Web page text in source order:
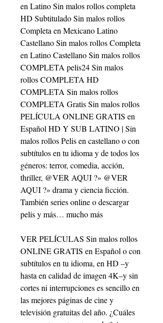
en Latino Sin malos rollos completa
HD Subtitulado Sin malos rollos
Completa en Mexicano Latino
Castellano Sin malos rollos Completa
en Latino Castellano Sin malos rollos
COMPLETA pelis24 Sin malos
rollos COMPLETA HD
COMPLETA Sin malos rollos
COMPLETA Gratis Sin malos rollos
PELÍCULA ONLINE GRATIS en
Español HD Y SUB LATINO | Sin
malos rollos Pelis en castellano o con
subtítulos en tu idioma y de todos los
géneros: terror, comedia, acción,
thriller, @VER AQUI ?» @VER
AQUI ?» drama y ciencia ficción.
También series online o descargar
pelis y más… mucho más
VER PELÍCULAS Sin malos rollos
ONLINE GRATIS en Español o con
subtítulos en tu idioma, en HD –y
hasta en calidad de imagen 4K–y sin
cortes ni interrupciones es sencillo en
las mejores páginas de cine y
televisión gratuitas del año. ¿Cuáles